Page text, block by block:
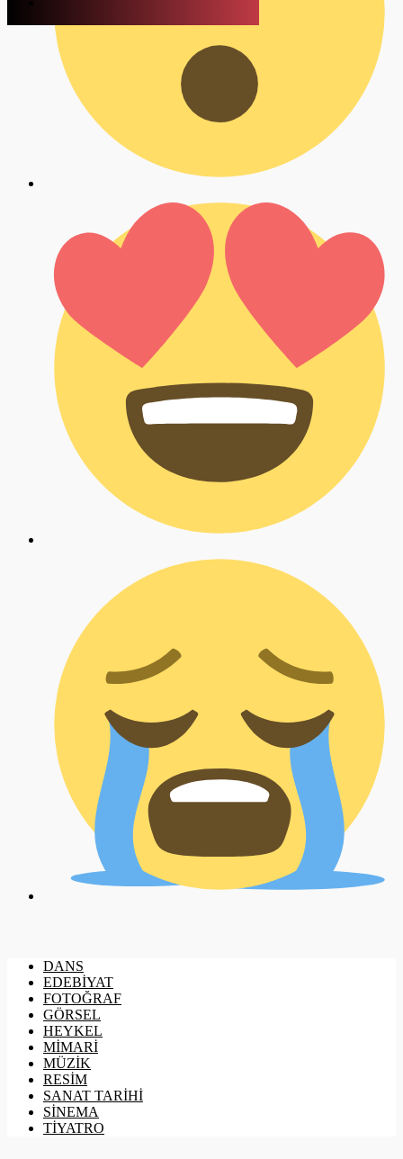
DANS
EDEBİYAT
FOTOĞRAF
GÖRSEL
HEYKEL
MİMARİ
MÜZİK
RESİM
SANAT TARİHİ
SİNEMA
TİYATRO